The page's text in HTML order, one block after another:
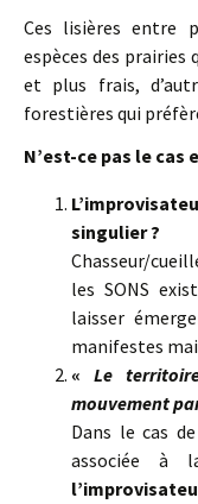
Ces lisières entre
espèces des
et plus frais,
forestières qui
N’est-ce pas le
singulier ?
Chasseur/
les SONS
laisser
manifestes
«Le
mouvement
Dans le cas
associée à